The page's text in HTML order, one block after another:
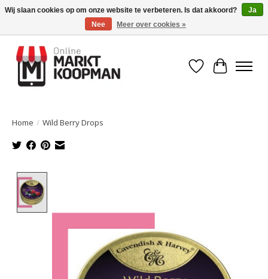
Voor 15:00 besteld, morgen in huis!
Verlanglijst
Home / Wild Berry Drops
Wij slaan cookies op om onze website te verbeteren. Is dat akkoord?
Ja
Nee
Meer over cookies »